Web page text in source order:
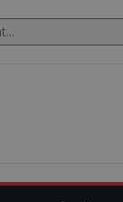
pak si na ulici